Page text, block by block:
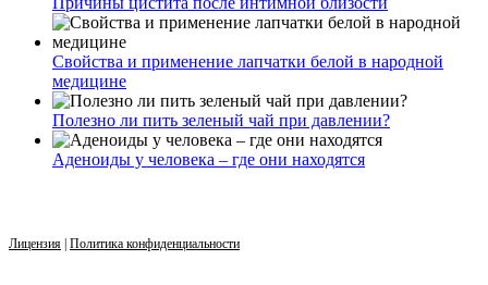
Свойства и применение лапчатки белой в народной
медицине
Полезно ли пить зеленый чай при давлении?
Аденоиды у человека – где они находятся
Лицензия | Политика конфиденциальности